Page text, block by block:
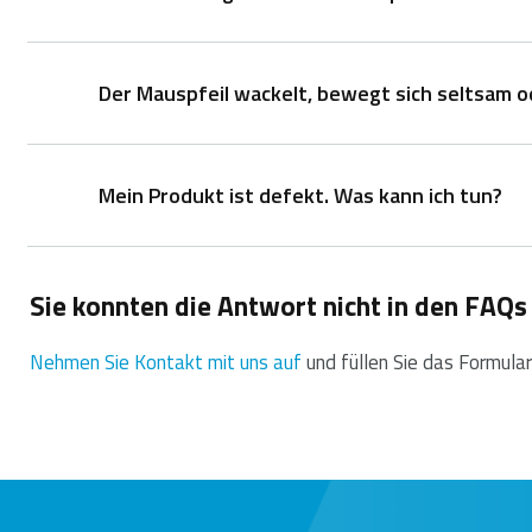
1. Bitte benutzen Sie die Maus auf dem Mauspad.
2. Probieren Sie die Maus auf einem weißen Blatt
Der Mauspfeil wackelt, bewegt sich seltsam
1. Verwenden Sie ein Mauspad oder ein Stück
2. Versuchen Sie, die Maus auf einer anderen
Mein Produkt ist defekt. Was kann ich tun?
Wir bieten eine “Rückgabe an den Händler”-
Sie konnten die Antwort nicht in den
Nehmen Sie Kontakt mit uns aufund füllen Sie das